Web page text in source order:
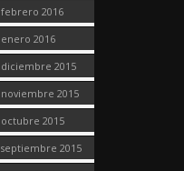
febrero 2016
enero 2016
diciembre 2015
noviembre 2015
octubre 2015
septiembre 2015